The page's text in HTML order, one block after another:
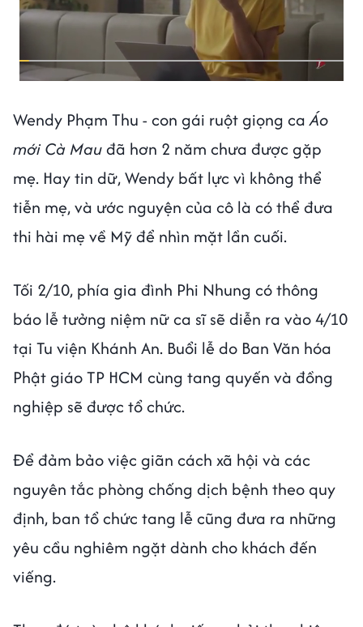
Wendy Phạm Thu - con gái ruột giọng caÁo
mới Cà Mauđã hơn 2 năm chưa được gặp
mẹ. Hay tin dữ, Wendy bất lực vì không thể
tiễn mẹ, và ước nguyện của cô là có thể đưa
thi hài mẹ về Mỹ để nhìn mặt lần cuối.
Tối 2/10, phía gia đình Phi Nhung có thông
báo lễ tưởng niệm nữ ca sĩ sẽ diễn ra vào 4/10
tại Tu viện Khánh An. Buổi lễ do Ban Văn hóa
Phật giáo TP HCM cùng tang quyến và đồng
nghiệp sẽ được tổ chức.
Để đảm bảo việc giãn cách xã hội và các
nguyên tắc phòng chống dịch bệnh theo quy
định, ban tổ chức tang lễ cũng đưa ra những
yêu cầu nghiêm ngặt dành cho khách đến
viếng.